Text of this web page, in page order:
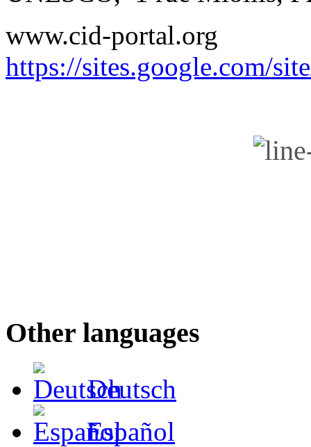
www.cid-portal.org
https://sites.google.com/
Other languages
Deutsch
Español